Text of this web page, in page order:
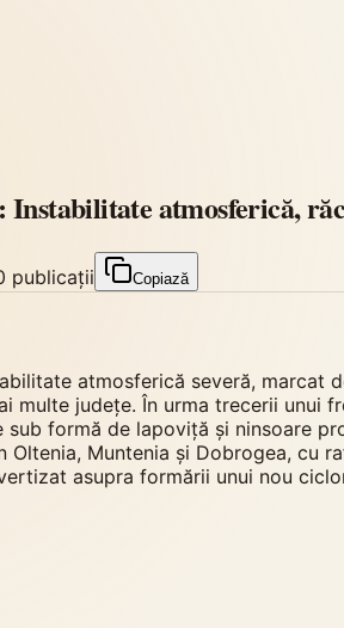
atmosferică,
publicații Copiază
atmosferică severă,
multe județe. În urma trecerii unui
formă de lapoviță și ninsoare
Oltenia, Muntenia și Dobrogea,
asupra formării unui nou